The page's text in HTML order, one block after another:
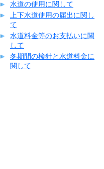
水道の使用に関して
上下水道使用の届出に関し
て
水道料金等のお支払いに関
して
冬期間の検針と水道料金に
関して